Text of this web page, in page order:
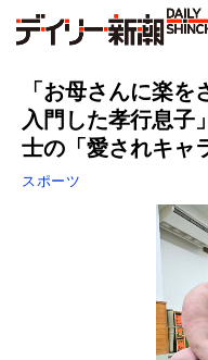
「お母さんに楽
入門した孝行息
士の「愛されキャ
スポーツ